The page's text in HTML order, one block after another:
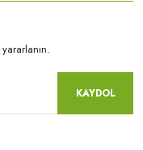
KAYDOL